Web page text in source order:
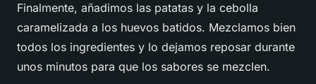
Finalmente, añadimos las patatas y la cebolla
caramelizada a los huevos batidos. Mezclamos bien
todos los ingredientes y lo dejamos reposar durante
unos minutos para que los sabores se mezclen.